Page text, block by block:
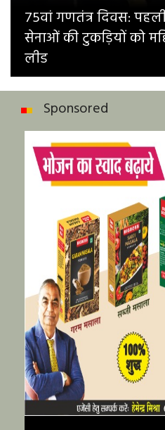
75वां गणतंत्र दिवस:
सेनाओं की टुकड़ियों को
लीड
Sponsored